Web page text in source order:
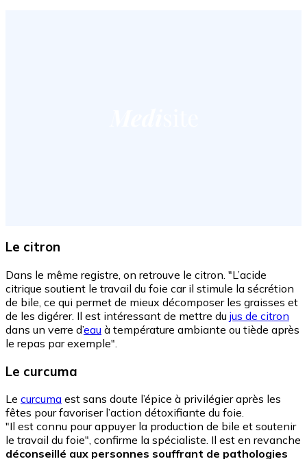
Le citron
Dans le même registre, on retrouve le citron. "L’acide
citrique soutient le travail du foie car il stimule la sécrétion
de bile, ce qui permet de mieux décomposer les graisses et
de les digérer. Il est intéressant de mettre du jus de citron
dans un verre d’eau à température ambiante ou tiède après
le repas par exemple".
Le curcuma
Le curcuma est sans doute l’épice à privilégier après les
fêtes pour favoriser l’action détoxifiante du foie.
"Il est connu pour appuyer la production de bile et soutenir
le travail du foie", confirme la spécialiste. Il est en revanche
déconseillé aux personnes souffrant de pathologies